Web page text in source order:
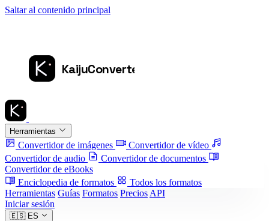
Saltar al contenido principal
Herramientas
Convertidor de imágenes
Convertidor de vídeo
Convertidor de audio
Convertidor de documentos
Convertidor de eBooks
Enciclopedia de formatos
Todos los formatos
Herramientas Guías Formatos Precios API
Iniciar sesión
🇪🇸 ES